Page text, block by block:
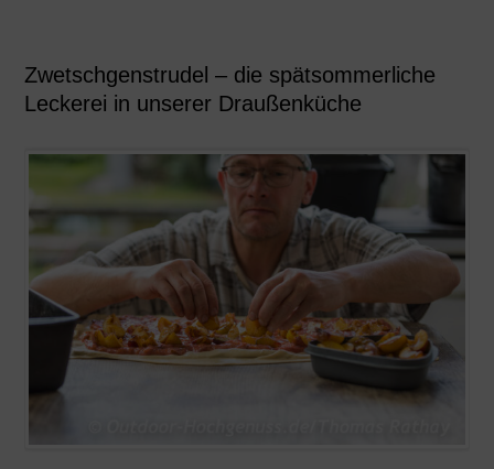
Zwetschgenstrudel – die spätsommerliche
Leckerei in unserer Draußenküche